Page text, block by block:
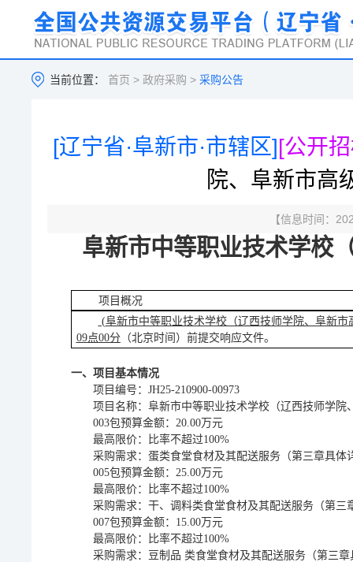
当前位置： 首页 > 政府采购 > 采购公告
[辽宁省·阜新市·市辖区][公开
院、阜新市高
【信息时间：
阜新市中等职业技术学校
项目概况
(阜新市中等职业技术学校（辽西技师学院、阜新
09点00分（北京时间）前提交响应文件。
一、项目基本情况
项目编号： JH25-210900-00973
项目 名称： 阜新市中等职业技术学校（辽西技师学
003包预算金额： 20 .00万元
最高限价：
比率不超过100%
采购需求：蛋类食堂食材及其配送服务 （第三章具
005包预算金额： 25 .00万元
最高限价：
比率不超过100%
采购需求： 干、调料类食堂食材及其配送服务 （第
007包预算金额： 15 .00万元
最高限价：
比率不超过100%
采购需求：豆制品 类食堂食材及其配送服务 （第三